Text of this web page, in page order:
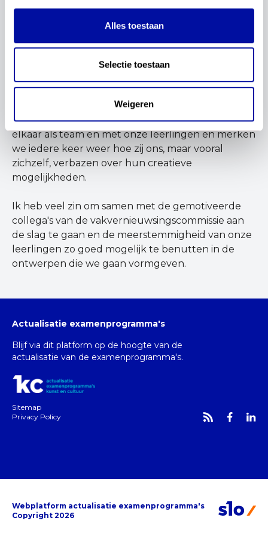
Alles toestaan
Selectie toestaan
Weigeren
letterlijk en figuurlijk de (ongehoorde) stem van
met deze leerlingen is ons middel, ons doel, onze
drijfveer, onze manier van verbinding, onze
samenwerking met onze dans- beeldend- en
theaterdocenten. Vanuit respect en onze eigen
kwetsbaarheid gaan we de verbinding aan met
elkaar als team en met onze leerlingen en merken
we iedere keer weer hoe zij ons, maar vooral
zichzelf, verbazen over hun creatieve
mogelijkheden.
Ik heb veel zin om samen met de gemotiveerde
collega's van de vakvernieuwsingscommissie aan
de slag te gaan en de meerstemmigheid van onze
leerlingen zo goed mogelijk te benutten in de
ontwerpen die we gaan vormgeven.
Actualisatie examenprogramma's
Blijf via dit platform op de hoogte van de
actualisatie van de examenprogramma's.
Sitemap
Privacy Policy
Webplatform actualisatie examenprogramma's
Copyright 2026